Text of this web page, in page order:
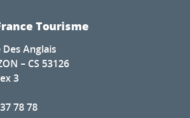
Tourisme
Anglais
– CS 53126
3
78 78